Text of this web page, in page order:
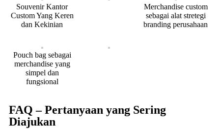
Souvenir Kantor
Custom Yang Keren
dan Kekinian
Merchandise custom
sebagai alat stretegi
branding perusahaan
Pouch bag sebagai
merchandise yang
simpel dan
fungsional
FAQ – Pertanyaan yang Sering
Diajukan